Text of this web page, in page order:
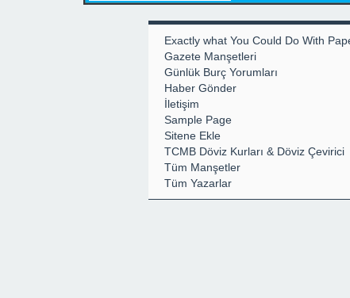
Exactly what You Could Do With
Gazete Manşetleri
Günlük Burç Yorumları
Haber Gönder
İletişim
Sample Page
Sitene Ekle
TCMB Döviz Kurları & Döviz Çevirici
Tüm Manşetler
Tüm Yazarlar